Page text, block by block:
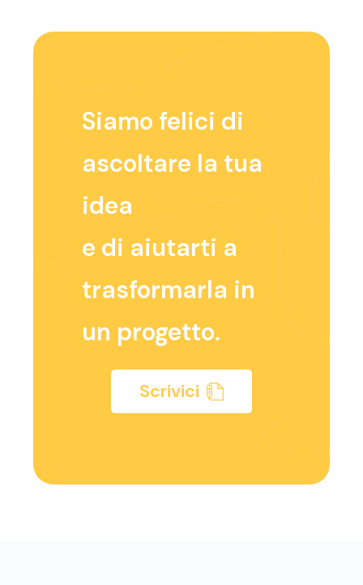
Siamo felici di
ascoltare la tua
idea
e di aiutarti a
trasformarla in
un progetto.
Scrivici